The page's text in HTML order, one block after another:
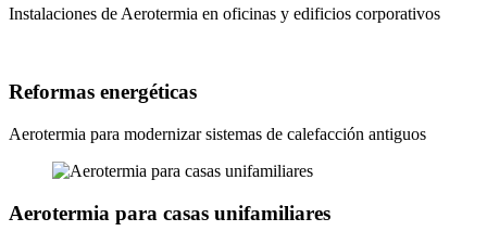
Instalaciones de Aerotermia en oficinas y edificios corporativos
Reformas energéticas
Aerotermia para modernizar sistemas de calefacción antiguos
Aerotermia para casas unifamiliares